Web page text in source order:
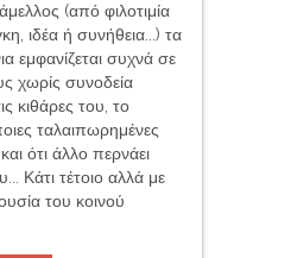
(από φιλοτιμία
ιδέα ή συνήθεια...) τα
εμφανίζεται συχνά σε
χωρίς συνοδεία
κιθάρες του, το
ταλαιπωρημένες
ότι άλλο περνάει
Κάτι τέτοιο αλλά με
του κοινού